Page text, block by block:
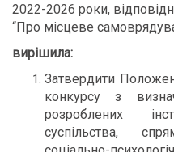
2022-2026 роки,
“Про місцеве
вирішила:
Затвердити
конкурсу з
розроблених
суспільства,